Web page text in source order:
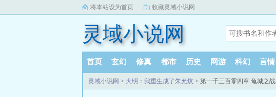
将本站设为首页 收藏灵域小说网
灵域小说网
首页 玄幻 修真 都市 历史 网游 科幻 言情
灵域小说网 > 大明：我重生成了朱允炆 > 第一千三百零四章 龟城之战